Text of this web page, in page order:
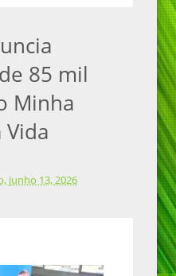
85 mil
Minha
Vida
junho 13, 2026